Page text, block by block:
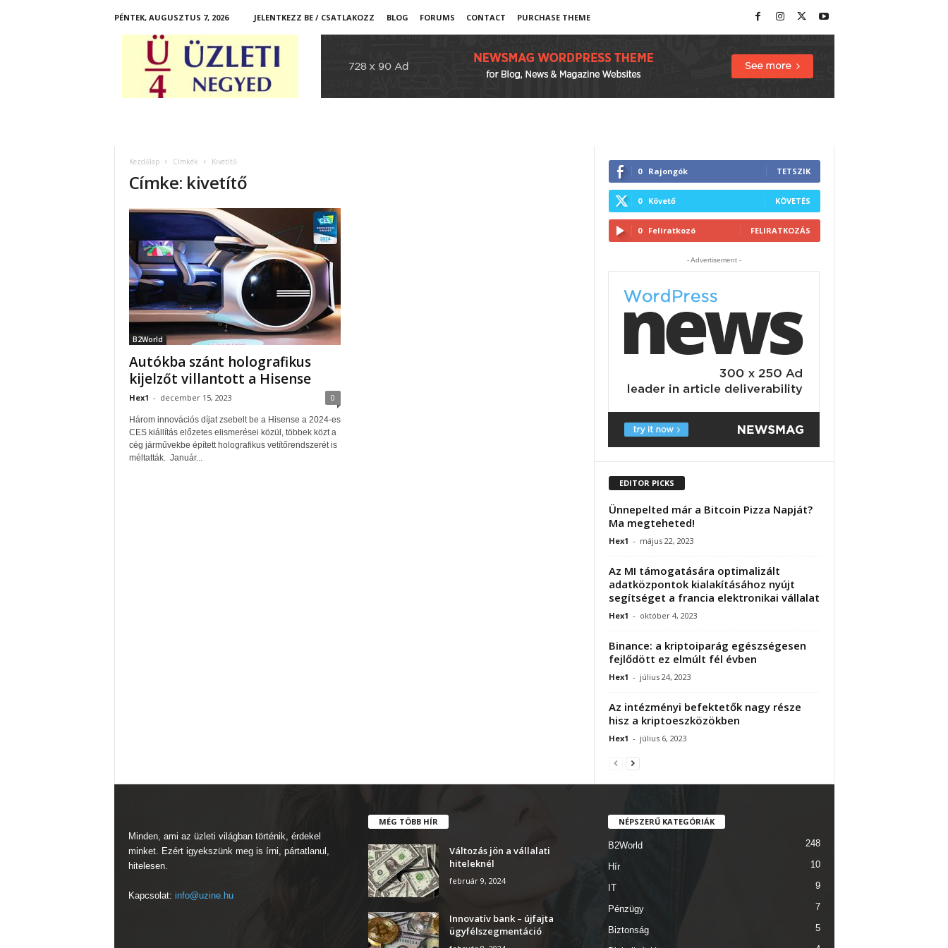
PÉNTEK, AUGUSZTUS 7, 2026 JELENTKEZZ BE / CSATLAKOZZ BLOG FORUMS CONTACT
PURCHASE THEME
Kezdőlap Címkék Kivetítő
Címke: kivetítő
B2World
Autókba szánt holografikus
kijelzőt villantott a Hisense
Hex1 - december 15, 2023 0
Három innovációs díjat zsebelt be a Hisense a 2024-es
CES kiállítás előzetes elismerései közül, többek közt a
cég járművekbe épített holografikus vetítőrendszerét is
méltatták. Január...
0 Rajongók TETSZIK
0 Követő KÖVETÉS
0 Feliratkozó FELIRATKOZÁS
- Advertisement -
EDITOR PICKS
Ünnepelted már a Bitcoin Pizza Napját?
Ma megteheted!
Hex1 - május 22, 2023
Az MI támogatására optimalizált
adatközpontok kialakításához nyújt
segítséget a francia elektronikai vállalat
Hex1 - október 4, 2023
Binance: a kriptoiparág egészségesen
fejlődött ez elmúlt fél évben
Hex1 - július 24, 2023
Az intézményi befektetők nagy része
hisz a kriptoeszközökben
Hex1 - július 6, 2023
Minden, ami az üzleti világban történik, érdekel
minket. Ezért igyekszünk meg is írni, pártatlanul,
hitelesen.
Kapcsolat: info@uzine.hu
MÉG TÖBB HÍR
Változás jön a vállalati
hiteleknél
február 9, 2024
Innovatív bank – újfajta
ügyfélszegmentáció
NÉPSZERŰ KATEGÓRIÁK
B2World 248
Hír 10
IT 9
Pénzügy 7
Biztonság 5